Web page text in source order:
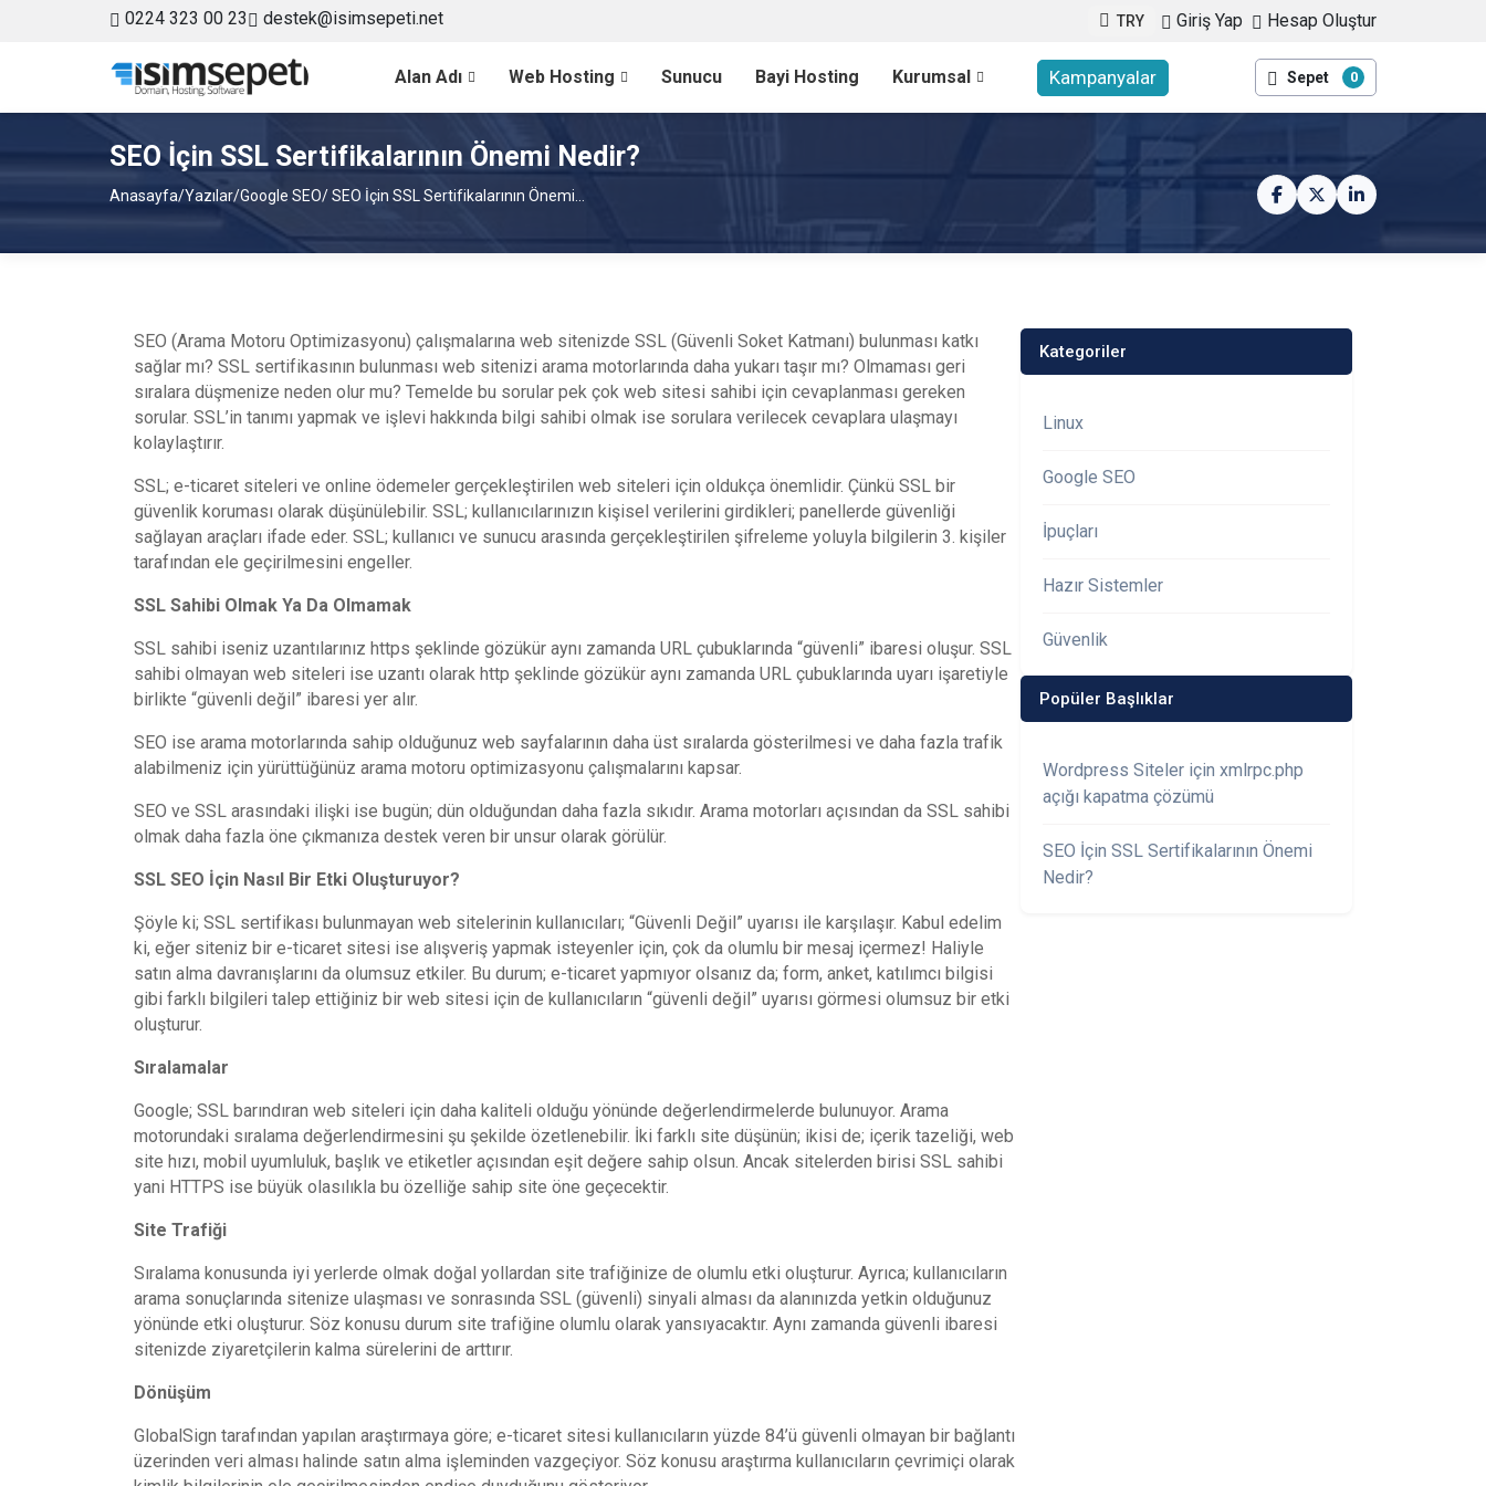
0224 323 00 23 destek@isimsepeti.net TRY Giriş Yap Hesap Oluştur
Alan Adı Web Hosting Sunucu Bayi Hosting Kurumsal Kampanyalar Sepet 0
SEO İçin SSL Sertifikalarının Önemi Nedir?
Anasayfa/Yazılar/Google SEO/ SEO İçin SSL Sertifikalarının Önemi...
SEO (Arama Motoru Optimizasyonu) çalışmalarına web sitenizde SSL (Güvenli Soket Katmanı) bulunması katkı
sağlar mı? SSL sertifikasının bulunması web sitenizi arama motorlarında daha yukarı taşır mı? Olmaması geri
sıralara düşmenize neden olur mu? Temelde bu sorular pek çok web sitesi sahibi için cevaplanması gereken
sorular. SSL’in tanımı yapmak ve işlevi hakkında bilgi sahibi olmak ise sorulara verilecek cevaplara ulaşmayı
kolaylaştırır.
SSL; e-ticaret siteleri ve online ödemeler gerçekleştirilen web siteleri için oldukça önemlidir. Çünkü SSL bir
güvenlik koruması olarak düşünülebilir. SSL; kullanıcılarınızın kişisel verilerini girdikleri; panellerde güvenliği
sağlayan araçları ifade eder. SSL; kullanıcı ve sunucu arasında gerçekleştirilen şifreleme yoluyla bilgilerin 3. kişiler
tarafından ele geçirilmesini engeller.
SSL Sahibi Olmak Ya Da Olmamak
SSL sahibi iseniz uzantılarınız https şeklinde gözükür aynı zamanda URL çubuklarında “güvenli” ibaresi oluşur. SSL
sahibi olmayan web siteleri ise uzantı olarak http şeklinde gözükür aynı zamanda URL çubuklarında uyarı işaretiyle
birlikte “güvenli değil” ibaresi yer alır.
SEO ise arama motorlarında sahip olduğunuz web sayfalarının daha üst sıralarda gösterilmesi ve daha fazla trafik
alabilmeniz için yürüttüğünüz arama motoru optimizasyonu çalışmalarını kapsar.
SEO ve SSL arasındaki ilişki ise bugün; dün olduğundan daha fazla sıkıdır. Arama motorları açısından da SSL sahibi
olmak daha fazla öne çıkmanıza destek veren bir unsur olarak görülür.
SSL SEO İçin Nasıl Bir Etki Oluşturuyor?
Şöyle ki; SSL sertifikası bulunmayan web sitelerinin kullanıcıları; “Güvenli Değil” uyarısı ile karşılaşır. Kabul edelim
ki, eğer siteniz bir e-ticaret sitesi ise alışveriş yapmak isteyenler için, çok da olumlu bir mesaj içermez! Haliyle
satın alma davranışlarını da olumsuz etkiler. Bu durum; e-ticaret yapmıyor olsanız da; form, anket, katılımcı bilgisi
gibi farklı bilgileri talep ettiğiniz bir web sitesi için de kullanıcıların “güvenli değil” uyarısı görmesi olumsuz bir etki
oluşturur.
Sıralamalar
Google; SSL barındıran web siteleri için daha kaliteli olduğu yönünde değerlendirmelerde bulunuyor. Arama
motorundaki sıralama değerlendirmesini şu şekilde özetlenebilir. İki farklı site düşünün; ikisi de; içerik tazeliği, web
site hızı, mobil uyumluluk, başlık ve etiketler açısından eşit değere sahip olsun. Ancak sitelerden birisi SSL sahibi
yani HTTPS ise büyük olasılıkla bu özelliğe sahip site öne geçecektir.
Site Trafiği
Sıralama konusunda iyi yerlerde olmak doğal yollardan site trafiğinize de olumlu etki oluşturur. Ayrıca; kullanıcıların
arama sonuçlarında sitenize ulaşması ve sonrasında SSL (güvenli) sinyali alması da alanınızda yetkin olduğunuz
yönünde etki oluşturur. Söz konusu durum site trafiğine olumlu olarak yansıyacaktır. Aynı zamanda güvenli ibaresi
sitenizde ziyaretçilerin kalma sürelerini de arttırır.
Dönüşüm
GlobalSign tarafından yapılan araştırmaya göre; e-ticaret sitesi kullanıcıların yüzde 84’ü güvenli olmayan bir bağlantı
üzerinden veri alması halinde satın alma işleminden vazgeçiyor. Söz konusu araştırma kullanıcıların çevrimiçi olarak
Kategoriler
Linux
Google SEO
İpuçları
Hazır Sistemler
Güvenlik
Popüler Başlıklar
Wordpress Siteler için xmlrpc.php
açığı kapatma çözümü
SEO İçin SSL Sertifikalarının Önemi
Nedir?